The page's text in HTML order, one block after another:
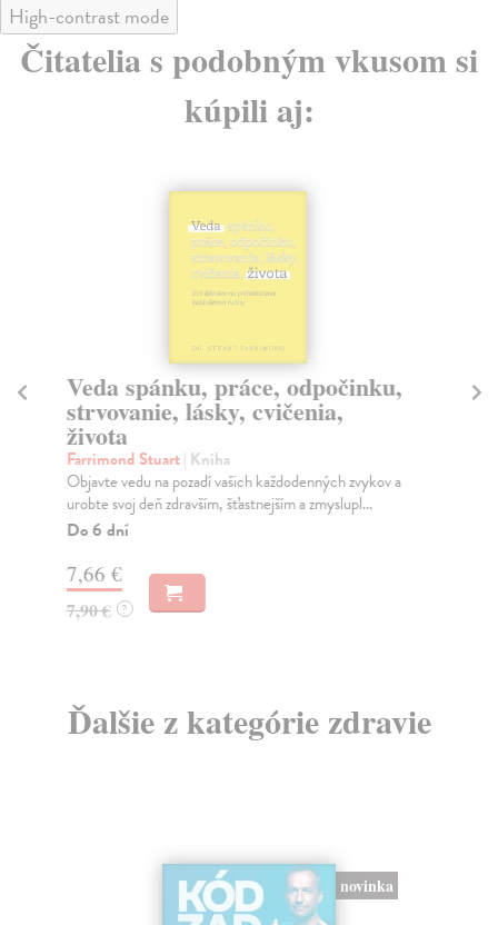
High-contrast mode
Čitatelia s podobným vkusom si
kúpili aj:
Veda spánku, práce, odpočinku,
strvovanie, lásky, cvičenia,
života
Farrimond Stuart| Kniha
Objavte vedu na pozadí vašich každodenných zvykov a
urobte svoj deň zdravším, šťastnejším a zmyslupl...
Do 6 dní
7,66 €
7,90 € ?
Ďalšie z kategórie zdravie
novinka